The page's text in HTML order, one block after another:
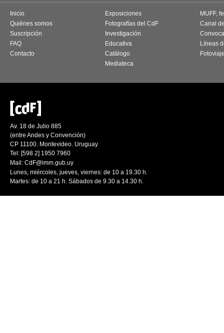
Inicio
Quiénes somos
Suscripción
FAQ
Contacto
Exposiciones
Fotografías del CdF
Investigación
Educativa
Catálogo
Mediateca
MUFF,
Canal
Líneas
Av. 18 de Julio 885
(entre Andes y Convención)
CP 11100. Montevideo. Uruguay
Tel: [598 2] 1950 7960
Mail: CdF@imm.gub.uy
Lunes, miércoles, jueves, viernes: de 10 a 19.30 h.
Martes: de 10 a 21 h. Sábados de 9.30 a 14.30 h.